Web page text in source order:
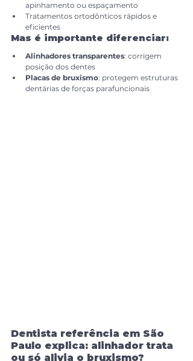
apinhamento ou espaçamento
Tratamentos ortodônticos rápidos e
eficientes
Mas é importante diferenciar:
Alinhadores transparentes: corrigem
posição dos dentes
Placas de bruxismo: protegem estruturas
dentárias de forças parafuncionais
Dentista referência em São
Paulo explica: alinhador trata
ou só alivia o bruxismo?